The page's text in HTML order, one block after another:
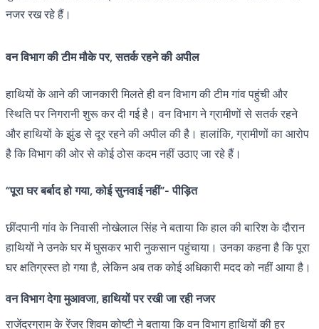
नजर रख रहे हैं।
वन विभाग की टीम मौके पर, सतर्क रहने की अपील
हाथियों के आने की जानकारी मिलते ही वन विभाग की टीम गांव पहुंची और
स्थिति पर निगरानी शुरू कर दी गई है। वन विभाग ने ग्रामीणों से सतर्क रहने
और हाथियों के झुंड से दूर रहने की अपील की है। हालांकि, ग्रामीणों का आरोप
है कि विभाग की ओर से कोई ठोस कदम नहीं उठाए जा रहे हैं।
“पूरा घर बर्बाद हो गया, कोई सुनवाई नहीं”- पीड़ित
छींदपानी गांव के निवासी नोखेलाल सिंह ने बताया कि हाल की बारिश के दौरान
हाथियों ने उनके घर में घुसकर भारी नुकसान पहुंचाया। उनका कहना है कि पूरा
घर क्षतिग्रस्त हो गया है, लेकिन अब तक कोई अधिकारी मदद को नहीं आया है।
वन विभाग देगा मुआवजा, हाथियों पर रखी जा रही नजर
राजेंद्रग्राम के रेंजर शिवम कोष्टी ने बताया कि वन विभाग हाथियों की हर